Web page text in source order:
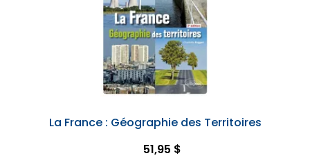
La France : Géographie des Territoires
51,95 $